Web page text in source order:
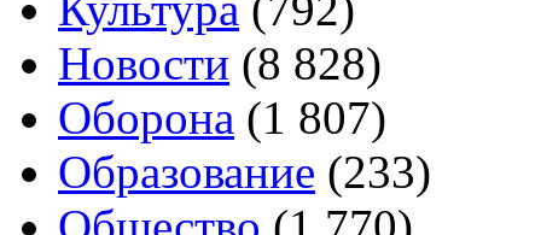
Новости (8 828)
Оборона (1 807)
Образование (233)